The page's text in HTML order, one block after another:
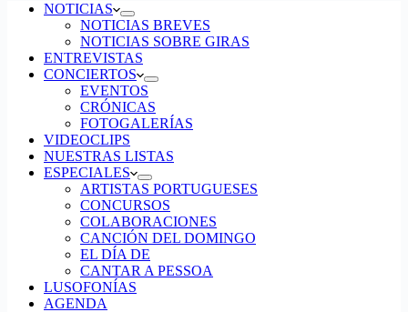
NOTICIAS
NOTICIAS BREVES
NOTICIAS SOBRE GIRAS
ENTREVISTAS
CONCIERTOS
EVENTOS
CRÓNICAS
FOTOGALERÍAS
VIDEOCLIPS
NUESTRAS LISTAS
ESPECIALES
ARTISTAS PORTUGUESES
CONCURSOS
COLABORACIONES
CANCIÓN DEL DOMINGO
EL DÍA DE
CANTAR A PESSOA
LUSOFONÍAS
AGENDA